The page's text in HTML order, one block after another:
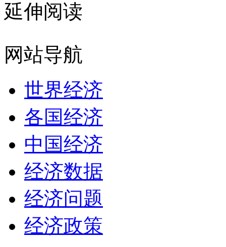
延伸阅读
网站导航
世界经济
各国经济
中国经济
经济数据
经济问题
经济政策